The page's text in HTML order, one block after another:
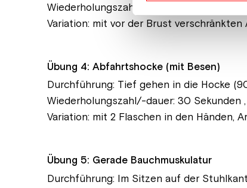
Wiederholungszahl/Dauer: 8-12x/Seite.
Variation: mit vor der Brust verschränkten
Übung 4: Abfahrtshocke (mit Besen)
Durchführung: Tief gehen in die Hocke
Wiederholungszahl/-dauer: 30 Sekunden
Variation: mit 2 Flaschen in den Händen,
Übung 5: Gerade Bauchmuskulatur
Durchführung: Im Sitzen auf der